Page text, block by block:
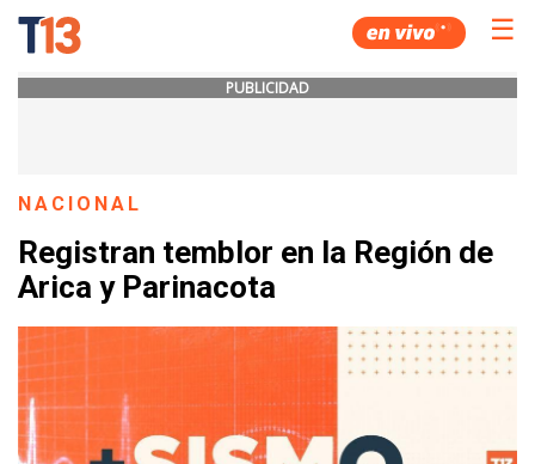
☰
PUBLICIDAD
NACIONAL
Registran temblor en la Región de
Arica y Parinacota